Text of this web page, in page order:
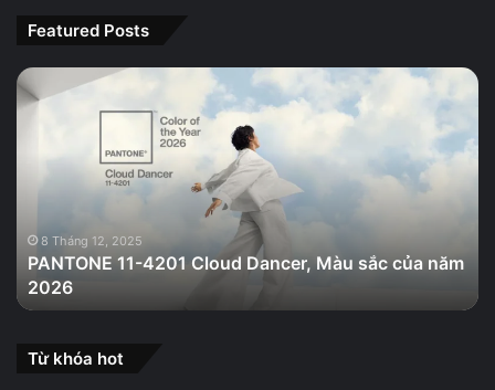
Featured Posts
PANTONE
11-
Màu
của
năm
2026
8 Tháng 12, 2025
PANTONE 11-4201 Cloud Dancer, Màu sắc của năm
2026
Từ khóa hot